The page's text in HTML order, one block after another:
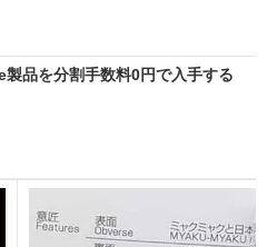
品を分割手数料0円で入手する